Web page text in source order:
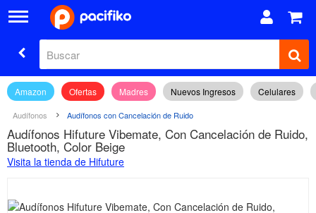
Amazon Ofertas Madres Nuevos Ingresos Celulares
Audífonos Audífonos con Cancelación de Ruido
Audífonos Hifuture Vibemate, Con Cancelación de Ruido,
Bluetooth, Color Beige
Visita la tienda de Hifuture